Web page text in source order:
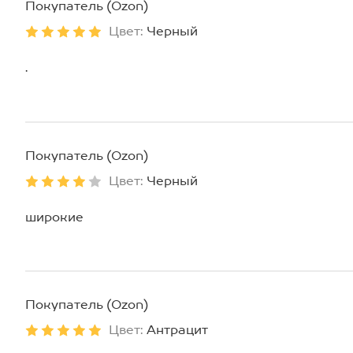
Покупатель (Ozon)
Цвет: Черный
.
Покупатель (Ozon)
Цвет: Черный
широкие
Покупатель (Ozon)
Цвет: Антрацит